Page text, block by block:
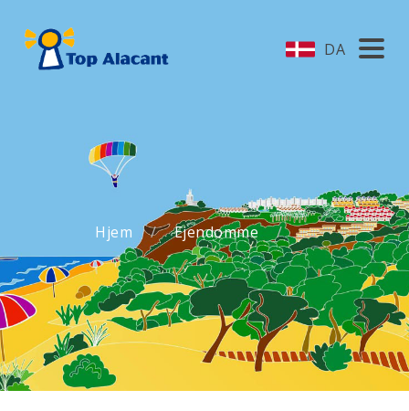
DA
Hjem Ejendomme